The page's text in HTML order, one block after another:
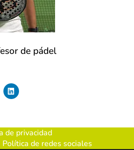
de pádel
de privacidad
Política de redes sociales